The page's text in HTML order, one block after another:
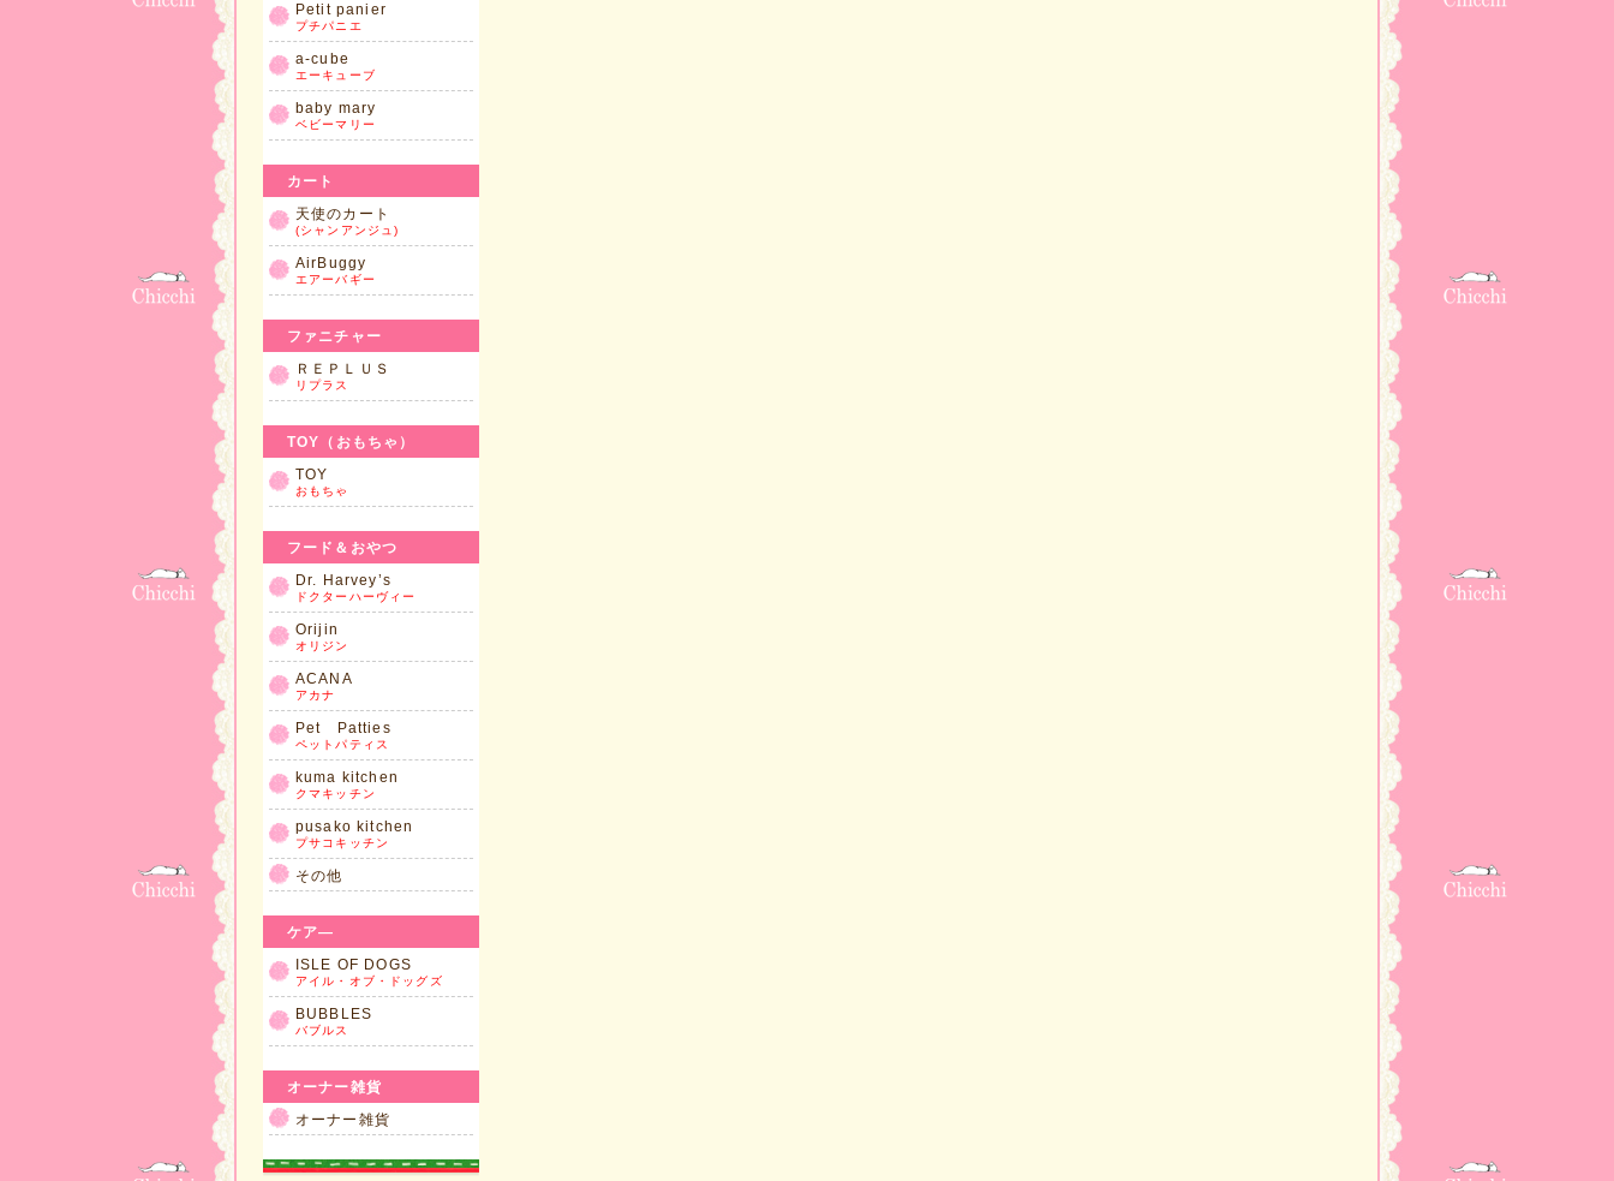
Petit panier
プチパニエ
a-cube
エーキューブ
baby mary
ベビーマリー
カート
天使のカート
(シャンアンジュ)
AirBuggy
エアーバギー
ファニチャー
ＲＥＰＬＵＳ
リプラス
TOY（おもちゃ）
TOY
おもちゃ
フード＆おやつ
Dr. Harvey’s
ドクターハーヴィー
Orijin
オリジン
ACANA
アカナ
Pet Patties
ペットパティス
kuma kitchen
クマキッチン
pusako kitchen
プサコキッチン
その他
ケア―
ISLE OF DOGS
アイル・オブ・ドッグズ
BUBBLES
バブルス
オーナー雑貨
オーナー雑貨